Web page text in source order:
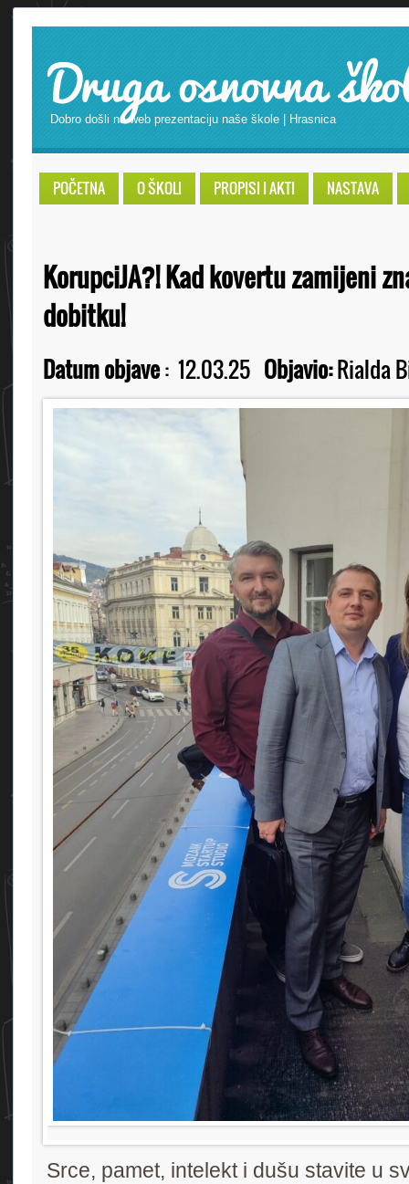
Druga osnovna
Dobro došli na web prezentaciju naše škole | Hrasnica
POČETNA O ŠKOLI PROPISI I AKTI NASTAVA
KorupciJA?! Kad kovertu zamijeni
dobitku!
Datum objave: 12.03.25 Objavio:Rialda
Srce, pamet, intelekt i dušu stavite u